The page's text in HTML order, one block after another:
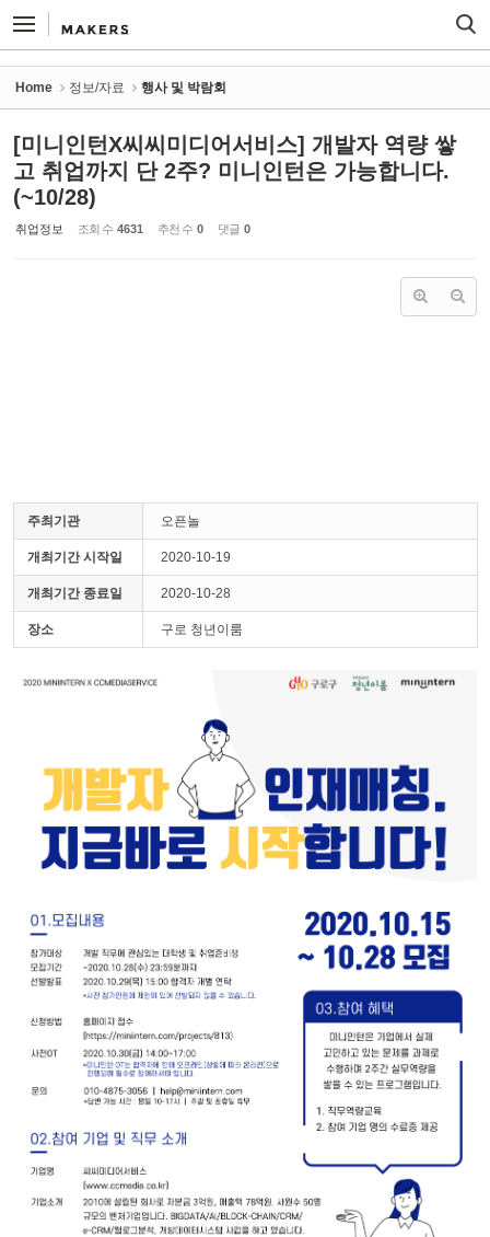
Home 정보/자료 행사 및 박람회
[미니인턴X씨씨미디어서비스] 개발자 역량 쌓
고 취업까지 단 2주? 미니인턴은 가능합니다.
(~10/28)
취업정보 조회 수 4631 추천 수 0 댓글 0
주최기관 오픈놀
개최기간 시작일 2020-10-19
개최기간 종료일 2020-10-28
장소 구로 청년이룸